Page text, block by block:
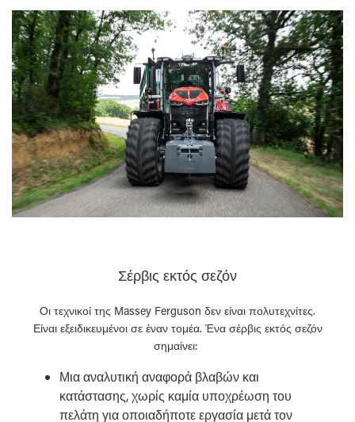
Σέρβις εκτός σεζόν
Οι τεχνικοί της Massey Ferguson δεν είναι πολυτεχνίτες.
Είναι εξειδικευμένοι σε έναν τομέα. Ένα σέρβις εκτός σεζόν
σημαίνει:
Μια αναλυτική αναφορά βλαβών και
κατάστασης, χωρίς καμία υποχρέωση του
πελάτη για οποιαδήποτε εργασία μετά τον